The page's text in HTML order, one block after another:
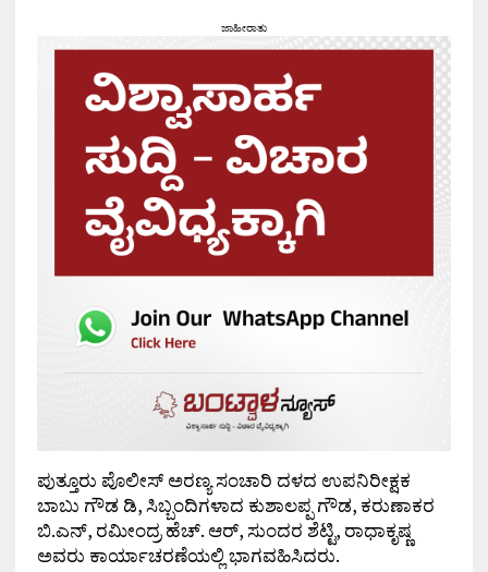
ಜಾಹೀರಾತು
ಪುತ್ತೂರು ಪೊಲೀಸ್ ಅರಣ್ಯ ಸಂಚಾರಿ ದಳದ ಉಪನಿರೀಕ್ಷಕ
ಬಾಬು ಗೌಡ ಡಿ, ಸಿಬ್ಬಂದಿಗಳಾದ ಕುಶಾಲಪ್ಪ ಗೌಡ, ಕರುಣಾಕರ
ಬಿ.ಎನ್, ರಮೀಂದ್ರ ಹೆಚ್. ಆರ್, ಸುಂದರ ಶೆಟ್ಟಿ, ರಾಧಾಕೃಷ್ಣ
ಅವರು ಕಾರ್ಯಾಚರಣೆಯಲ್ಲಿ ಭಾಗವಹಿಸಿದರು.